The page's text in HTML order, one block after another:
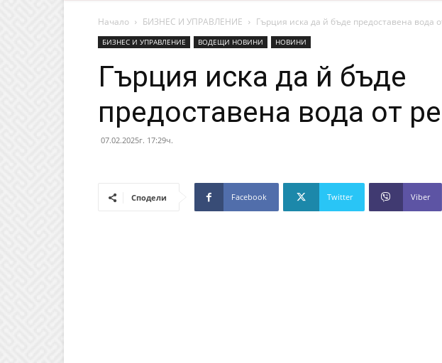
Начало БИЗНЕС И УПРАВЛЕНИЕ Гърция иска да й бъде предоставена вода
БИЗНЕС И УПРАВЛЕНИЕ ВОДЕЩИ НОВИНИ НОВИНИ
Гърция иска да й бъде
предоставена вода от
07.02.2025г. 17:29ч.
Сподели Facebook Twitter Viber